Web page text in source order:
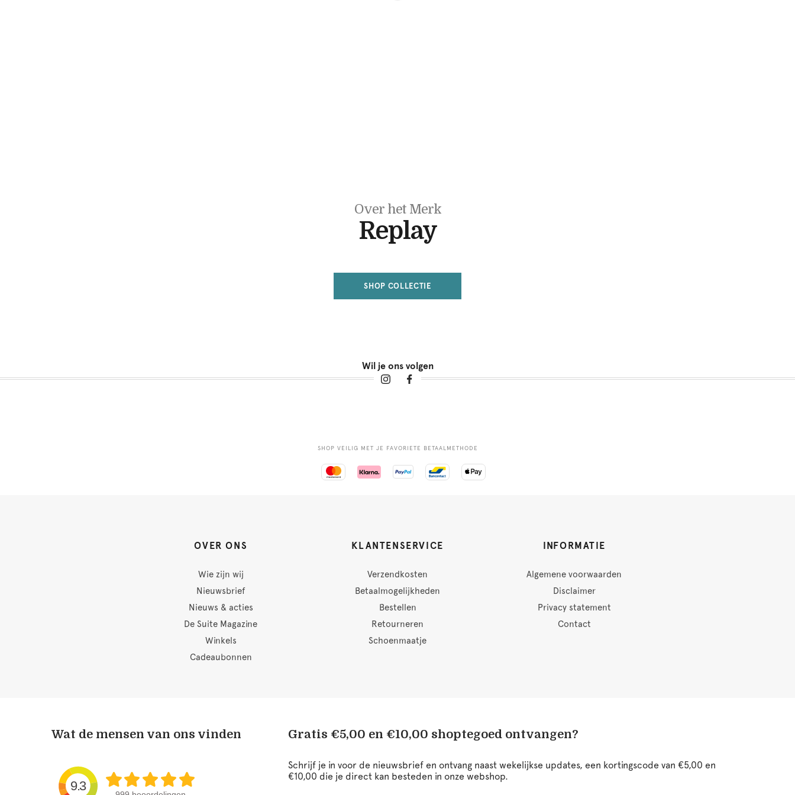
Over het Merk
Replay
SHOP COLLECTIE
Wil je ons volgen
SHOP VEILIG MET JE FAVORIETE BETAALMETHODE
OVER ONS
Wie zijn wij
Nieuwsbrief
Nieuws & acties
De Suite Magazine
Winkels
Cadeaubonnen
KLANTENSERVICE
Verzendkosten
Betaalmogelijkheden
Bestellen
Retourneren
Schoenmaatje
INFORMATIE
Algemene voorwaarden
Disclaimer
Privacy statement
Contact
Wat de mensen van ons vinden
9.3
Gratis €5,00 en €10,00 shoptegoed ontvangen?
Schrijf je in voor de nieuwsbrief en ontvang naast wekelijkse updates, een kortingscode van €5,00 en
€10,00 die je direct kan besteden in onze webshop.